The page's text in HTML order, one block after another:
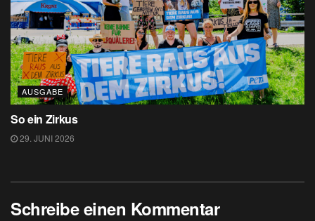
AUSGABE
So ein Zirkus
29. JUNI 2026
Schreibe einen Kommentar